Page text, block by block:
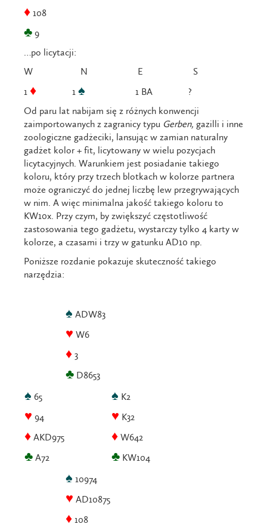
♦ 108
♣ 9
…po licytacji:
W N E S
1 ♦ 1 ♠ 1 BA ?
Od paru lat nabijam się z różnych konwencji
zaimportowanych z zagranicy typu Gerben, gazilli i inne
zoologiczne gadżeciki, lansując w zamian naturalny
gadżet kolor + fit, licytowany w wielu pozycjach
licytacyjnych. Warunkiem jest posiadanie takiego
koloru, który przy trzech blotkach w kolorze partnera
może ograniczyć do jednej liczbę lew przegrywających
w nim. A więc minimalna jakość takiego koloru to
KW10x. Przy czym, by zwiększyć częstotliwość
zastosowania tego gadżetu, wystarczy tylko 4 karty w
kolorze, a czasami i trzy w gatunku AD10 np.
Poniższe rozdanie pokazuje skuteczność takiego
narzędzia:
♠ ADW83
♥ W6
♦ 3
♣ D8653
♠ 65
♥ 94
♦ AKD975
♣ A72
♠ K2
♥ K32
♦ W642
♣ KW104
♠ 10974
♥ AD10875
♦ 108